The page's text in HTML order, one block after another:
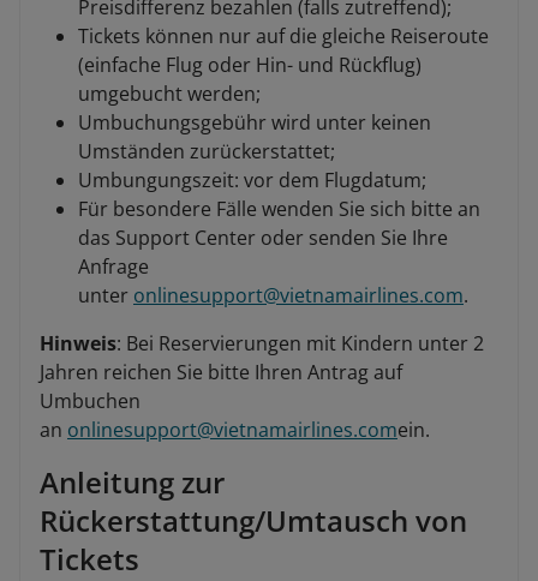
Preisdifferenz bezahlen (falls zutreffend);
Tickets können nur auf die gleiche Reiseroute
(einfache Flug oder Hin- und Rückflug)
umgebucht werden;
Umbuchungsgebühr wird unter keinen
Umständen zurückerstattet;
Umbungungszeit: vor dem Flugdatum;
Für besondere Fälle wenden Sie sich bitte an
das Support Center oder senden Sie Ihre
Anfrage
unter onlinesupport@vietnamairlines.com.
Hinweis: Bei Reservierungen mit Kindern unter 2
Jahren reichen Sie bitte Ihren Antrag auf
Umbuchen
an onlinesupport@vietnamairlines.comein.
Anleitung zur
Rückerstattung/Umtausch von
Tickets